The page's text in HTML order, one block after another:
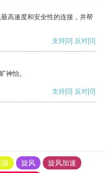
高速度和安全性的连接，并帮
支持[0] 反对[0]
神怡。
支持[0] 反对[0]
旋风
旋风加速